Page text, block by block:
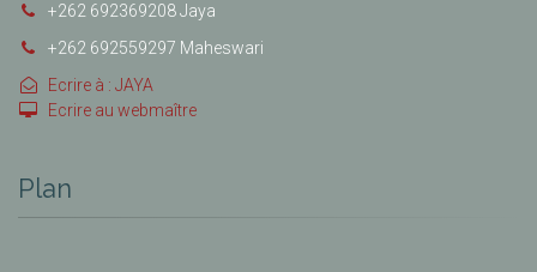
+262 692369208 Jaya
+262 692559297 Maheswari
Ecrire à : JAYA
Ecrire au webmaître
Plan